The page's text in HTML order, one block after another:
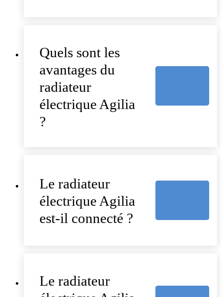
Quels sont les
avantages du
radiateur
électrique Agilia
?
Le radiateur
électrique Agilia
est-il connecté ?
Le radiateur